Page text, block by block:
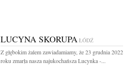
LUCYNA SKORUPA ŁÓDŹ
Z głębokim żalem zawiadamiamy, że 23 grudnia 2022
roku zmarła nasza najukochańsza Lucynka -...